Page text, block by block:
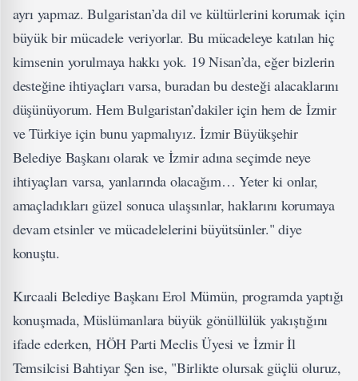
ayrı yapmaz. Bulgaristan’da dil ve kültürlerini korumak için
büyük bir mücadele veriyorlar. Bu mücadeleye katılan hiç
kimsenin yorulmaya hakkı yok. 19 Nisan’da, eğer bizlerin
desteğine ihtiyaçları varsa, buradan bu desteği alacaklarını
düşünüyorum. Hem Bulgaristan’dakiler için hem de İzmir
ve Türkiye için bunu yapmalıyız. İzmir Büyükşehir
Belediye Başkanı olarak ve İzmir adına seçimde neye
ihtiyaçları varsa, yanlarında olacağım… Yeter ki onlar,
amaçladıkları güzel sonuca ulaşsınlar, haklarını korumaya
devam etsinler ve mücadelelerini büyütsünler." diye
konuştu.
Kırcaali Belediye Başkanı Erol Mümün, programda yaptığı
konuşmada, Müslümanlara büyük gönüllülük yakıştığını
ifade ederken, HÖH Parti Meclis Üyesi ve İzmir İl
Temsilcisi Bahtiyar Şen ise, "Birlikte olursak güçlü oluruz,